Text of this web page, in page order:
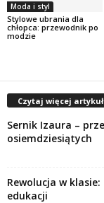
Moda i styl
Stylowe ubrania dla
chłopca: przewodnik po
modzie
Czytaj więcej
Sernik Izaura –
osiemdziesiątych
Rewolucja w
edukacji